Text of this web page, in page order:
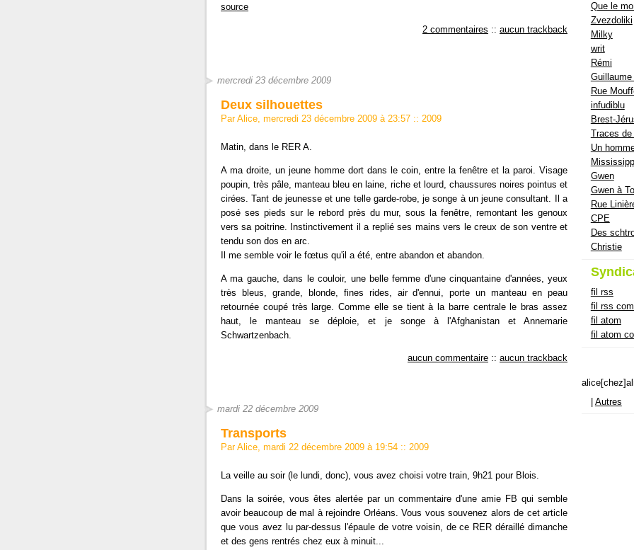
source
2 commentaires :: aucun trackback
mercredi 23 décembre 2009
Deux silhouettes
Par Alice, mercredi 23 décembre 2009 à 23:57 :: 2009
Matin, dans le RER A.
A ma droite, un jeune homme dort dans le coin, entre la fenêtre et la paroi. Visage
poupin, très pâle, manteau bleu en laine, riche et lourd, chaussures noires pointus et
cirées. Tant de jeunesse et une telle garde-robe, je songe à un jeune consultant. Il a
posé ses pieds sur le rebord près du mur, sous la fenêtre, remontant les genoux
vers sa poitrine. Instinctivement il a replié ses mains vers le creux de son ventre et
tendu son dos en arc.
Il me semble voir le fœtus qu'il a été, entre abandon et abandon.
A ma gauche, dans le couloir, une belle femme d'une cinquantaine d'années, yeux
très bleus, grande, blonde, fines rides, air d'ennui, porte un manteau en peau
retournée coupé très large. Comme elle se tient à la barre centrale le bras assez
haut, le manteau se déploie, et je songe à l'Afghanistan et Annemarie
Schwartzenbach.
aucun commentaire :: aucun trackback
mardi 22 décembre 2009
Transports
Par Alice, mardi 22 décembre 2009 à 19:54 :: 2009
La veille au soir (le lundi, donc), vous avez choisi votre train, 9h21 pour Blois.
Dans la soirée, vous êtes alertée par un commentaire d'une amie FB qui semble
avoir beaucoup de mal à rejoindre Orléans. Vous vous souvenez alors de cet article
que vous avez lu par-dessus l'épaule de votre voisin, de ce RER déraillé dimanche
et des gens rentrés chez eux à minuit...
Que le
Zvezdoliki
Milky
writ
Rémi
Guillaume
Rue
infudiblu
Brest-
Traces
Un
Gwen
Gwen à
Rue
CPE
Des
Christie
fil rss
fil rss
fil atom
fil atom
| Autres